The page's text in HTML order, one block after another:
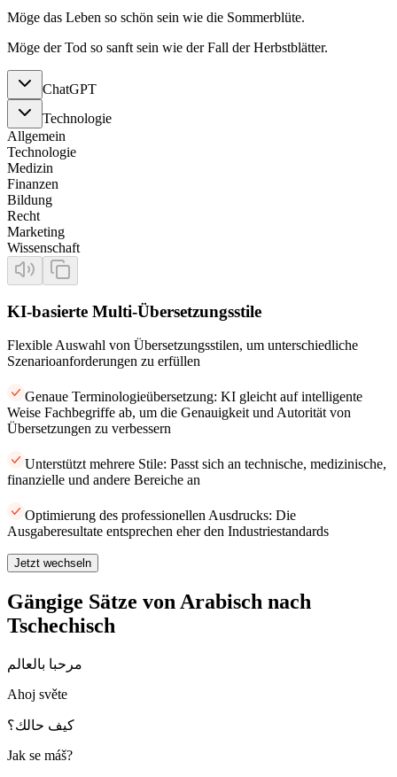
Möge das Leben so schön sein wie die Sommerblüte.
Möge der Tod so sanft sein wie der Fall der Herbstblätter.
ChatGPT
Technologie
Allgemein
Technologie
Medizin
Finanzen
Bildung
Recht
Marketing
Wissenschaft
KI-basierte Multi-Übersetzungsstile
Flexible Auswahl von Übersetzungsstilen, um unterschiedliche
Szenarioanforderungen zu erfüllen
Genaue Terminologieübersetzung: KI gleicht auf intelligente
Weise Fachbegriffe ab, um die Genauigkeit und Autorität von
Übersetzungen zu verbessern
Unterstützt mehrere Stile: Passt sich an technische, medizinische,
finanzielle und andere Bereiche an
Optimierung des professionellen Ausdrucks: Die
Ausgaberesultate entsprechen eher den Industriestandards
Jetzt wechseln
Gängige Sätze von Arabisch nach
Tschechisch
مرحبا بالعالم
Ahoj světe
كيف حالك؟
Jak se máš?